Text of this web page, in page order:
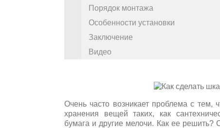
Порядок монтажа
Особенности установки
Заключение
Видео
Очень часто возникает проблема с тем,
хранения вещей таких, как
бумага и другие мелочи. Как ее решить?